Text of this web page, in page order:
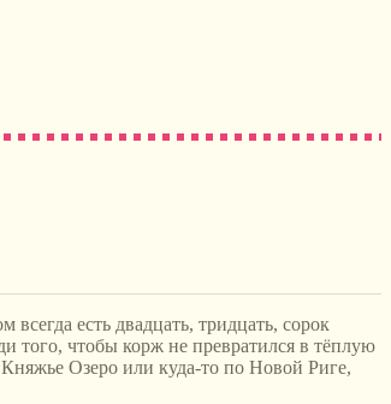
есть двадцать, тридцать, сорок
того, чтобы корж не превратился в тёплую
Озеро или куда-то по Новой Риге,